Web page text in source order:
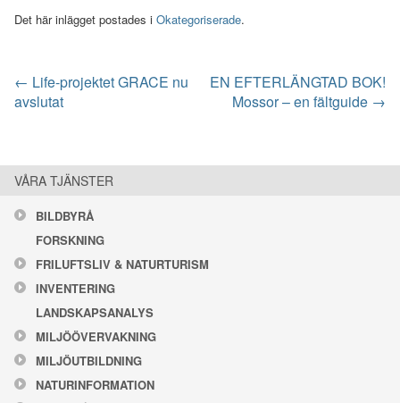
Det här inlägget postades i Okategoriserade.
← Life-projektet GRACE nu
avslutat
EN EFTERLÄNGTAD BOK!
Mossor – en fältguide →
VÅRA TJÄNSTER
BILDBYRÅ
FORSKNING
FRILUFTSLIV & NATURTURISM
INVENTERING
LANDSKAPSANALYS
MILJÖÖVERVAKNING
MILJÖUTBILDNING
NATURINFORMATION